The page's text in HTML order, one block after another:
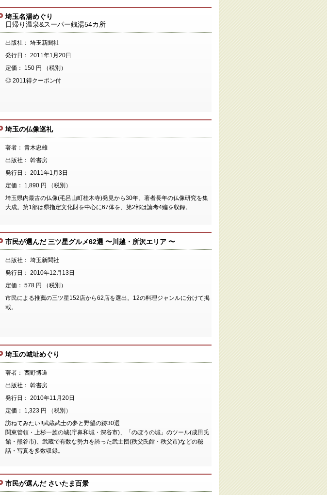
埼玉名湯めぐり
日帰り温泉&スーパー銭湯54カ所
出版社： 埼玉新聞社
発行日： 2011年1月20日
定価： 150 円 （税別）
◎ 2011得クーポン付
埼玉の仏像巡礼
著者： 青木忠雄
出版社： 幹書房
発行日： 2011年1月3日
定価： 1,890 円 （税別）
埼玉県内最古の仏像(毛呂山町桂木寺)発見から30年、著者長年の仏像研究を集
大成。第1部は県指定文化財を中心に67体を、第2部は論考4編を収録。
市民が選んだ 三ツ星グルメ62選 〜川越・所沢エリア 〜
出版社： 埼玉新聞社
発行日： 2010年12月13日
定価： 578 円 （税別）
市民による推薦の三ツ星152店から62店を選出。12の料理ジャンルに分けて掲
載。
埼玉の城址めぐり
著者： 西野博道
出版社： 幹書房
発行日： 2010年11月20日
定価： 1,323 円 （税別）
訪ねてみたい!!武蔵武士の夢と野望の跡30選
関東管領・上杉一族の城(庁鼻和城・深谷市)、「のぼうの城」のツール(成田氏
館・熊谷市)、武蔵で有数な勢力を誇った武士団(秩父氏館・秩父市)などの秘
話・写真を多数収録。
市民が選んだ さいたま百景